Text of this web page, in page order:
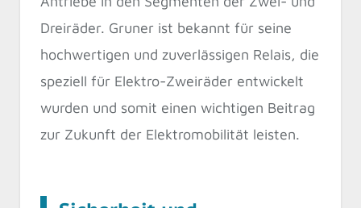
Dreiräder. Gruner ist bekannt für seine
hochwertigen und zuverlässigen Relais, die
speziell für Elektro-Zweiräder entwickelt
wurden und somit einen wichtigen Beitrag
zur Zukunft der Elektromobilität leisten.